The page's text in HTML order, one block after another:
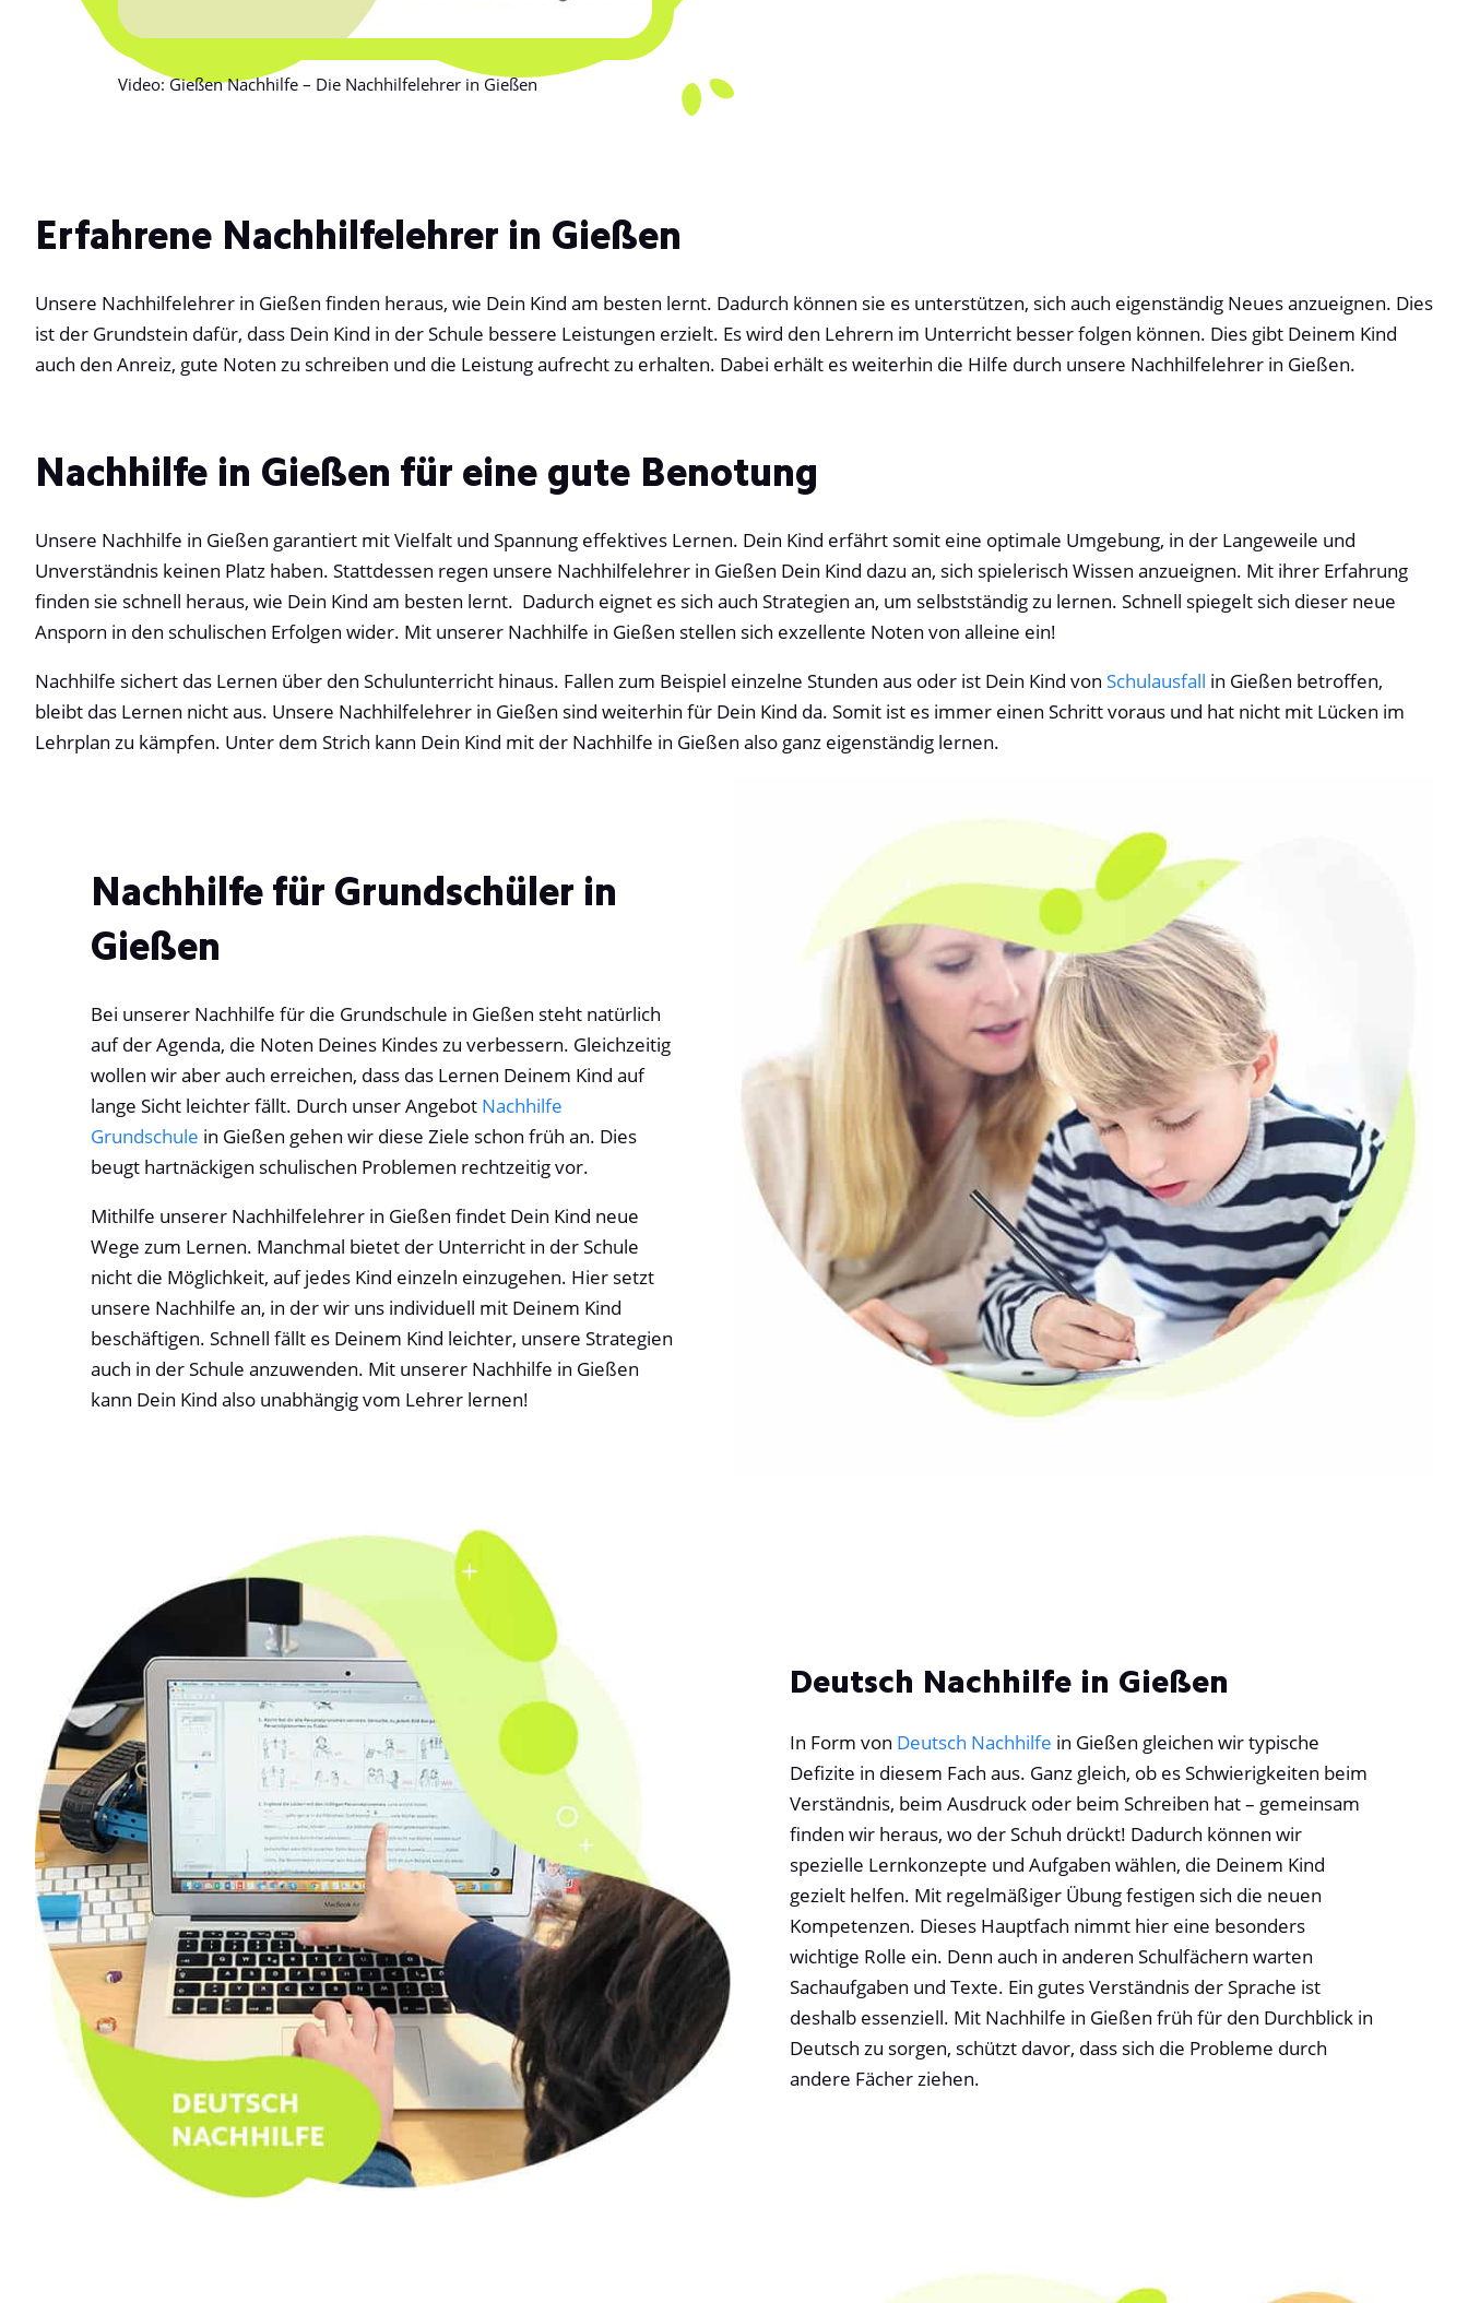
Video: Gießen Nachhilfe – Die Nachhilfelehrer in Gießen
Erfahrene Nachhilfelehrer in Gießen
Unsere Nachhilfelehrer in Gießen finden heraus, wie Dein Kind am besten lernt. Dadurch können sie es unterstützen, sich auch eigenständig Neues anzueignen. Dies
ist der Grundstein dafür, dass Dein Kind in der Schule bessere Leistungen erzielt. Es wird den Lehrern im Unterricht besser folgen können. Dies gibt Deinem Kind
auch den Anreiz, gute Noten zu schreiben und die Leistung aufrecht zu erhalten. Dabei erhält es weiterhin die Hilfe durch unsere Nachhilfelehrer in Gießen.
Nachhilfe in Gießen für eine gute Benotung
Unsere Nachhilfe in Gießen garantiert mit Vielfalt und Spannung effektives Lernen. Dein Kind erfährt somit eine optimale Umgebung, in der Langeweile und
Unverständnis keinen Platz haben. Stattdessen regen unsere Nachhilfelehrer in Gießen Dein Kind dazu an, sich spielerisch Wissen anzueignen. Mit ihrer Erfahrung
finden sie schnell heraus, wie Dein Kind am besten lernt. Dadurch eignet es sich auch Strategien an, um selbstständig zu lernen. Schnell spiegelt sich dieser neue
Ansporn in den schulischen Erfolgen wider. Mit unserer Nachhilfe in Gießen stellen sich exzellente Noten von alleine ein!
Nachhilfe sichert das Lernen über den Schulunterricht hinaus. Fallen zum Beispiel einzelne Stunden aus oder ist Dein Kind von Schulausfall in Gießen betroffen,
bleibt das Lernen nicht aus. Unsere Nachhilfelehrer in Gießen sind weiterhin für Dein Kind da. Somit ist es immer einen Schritt voraus und hat nicht mit Lücken im
Lehrplan zu kämpfen. Unter dem Strich kann Dein Kind mit der Nachhilfe in Gießen also ganz eigenständig lernen.
Nachhilfe für Grundschüler in
Gießen
Bei unserer Nachhilfe für die Grundschule in Gießen steht natürlich
auf der Agenda, die Noten Deines Kindes zu verbessern. Gleichzeitig
wollen wir aber auch erreichen, dass das Lernen Deinem Kind auf
lange Sicht leichter fällt. Durch unser Angebot Nachhilfe
Grundschule in Gießen gehen wir diese Ziele schon früh an. Dies
beugt hartnäckigen schulischen Problemen rechtzeitig vor.
Mithilfe unserer Nachhilfelehrer in Gießen findet Dein Kind neue
Wege zum Lernen. Manchmal bietet der Unterricht in der Schule
nicht die Möglichkeit, auf jedes Kind einzeln einzugehen. Hier setzt
unsere Nachhilfe an, in der wir uns individuell mit Deinem Kind
beschäftigen. Schnell fällt es Deinem Kind leichter, unsere Strategien
auch in der Schule anzuwenden. Mit unserer Nachhilfe in Gießen
kann Dein Kind also unabhängig vom Lehrer lernen!
Deutsch Nachhilfe in Gießen
In Form von Deutsch Nachhilfe in Gießen gleichen wir typische
Defizite in diesem Fach aus. Ganz gleich, ob es Schwierigkeiten beim
Verständnis, beim Ausdruck oder beim Schreiben hat – gemeinsam
finden wir heraus, wo der Schuh drückt! Dadurch können wir
spezielle Lernkonzepte und Aufgaben wählen, die Deinem Kind
gezielt helfen. Mit regelmäßiger Übung festigen sich die neuen
Kompetenzen. Dieses Hauptfach nimmt hier eine besonders
wichtige Rolle ein. Denn auch in anderen Schulfächern warten
Sachaufgaben und Texte. Ein gutes Verständnis der Sprache ist
deshalb essenziell. Mit Nachhilfe in Gießen früh für den Durchblick in
Deutsch zu sorgen, schützt davor, dass sich die Probleme durch
andere Fächer ziehen.